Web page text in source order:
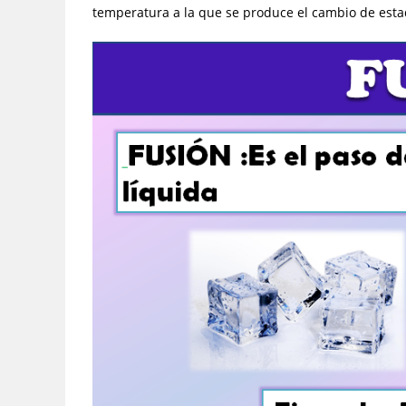
temperatura a la que se produce el cambio de